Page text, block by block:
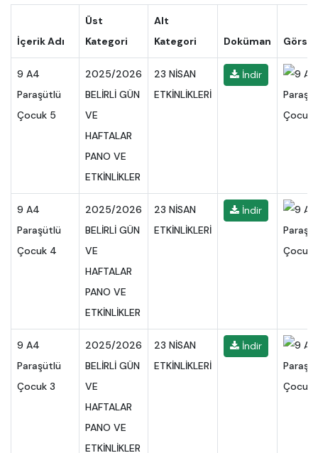
İçerik Adı
Üst
Kategori
Alt
Kategori
Doküman Görsel
9 A4
Paraşütlü
Çocuk 5
2025/2026
BELİRLİ GÜN
VE
HAFTALAR
PANO VE
ETKİNLİKLER
23 NİSAN
ETKİNLİKLERİ
İndir
9 A4
Paraşütlü
Çocuk 4
2025/2026
BELİRLİ GÜN
VE
HAFTALAR
PANO VE
ETKİNLİKLER
23 NİSAN
ETKİNLİKLERİ
İndir
9 A4
Paraşütlü
Çocuk 3
2025/2026
BELİRLİ GÜN
VE
HAFTALAR
PANO VE
ETKİNLİKLER
23 NİSAN
ETKİNLİKLERİ
İndir